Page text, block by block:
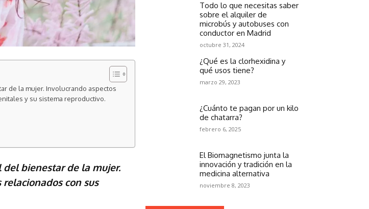
de la mujer. Involucrando aspectos
y su sistema reproductivo.
bienestar de la mujer.
con sus
Todo lo que necesitas saber
sobre el alquiler de
microbús y autobuses con
conductor en Madrid
octubre 31, 2024
¿Qué es la clorhexidina y
qué usos tiene?
marzo 29, 2023
¿Cuánto te pagan por un kilo
de chatarra?
febrero 6, 2025
El Biomagnetismo junta la
innovación y tradición en la
medicina alternativa
noviembre 8, 2023